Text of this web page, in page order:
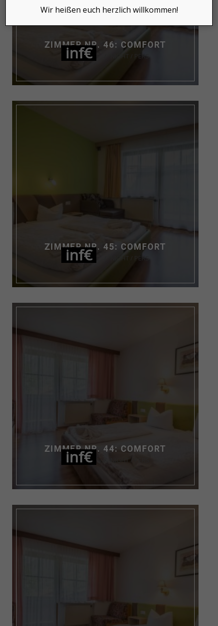
ZIMMER NR. 46: COMFORT
inf€ NIGHT / PERS
ZIMMER NR. 45: COMFORT
inf€ NIGHT / PERS
ZIMMER NR. 44: COMFORT
inf€ NIGHT / PERS
Wir heißen euch herzlich willkommen!